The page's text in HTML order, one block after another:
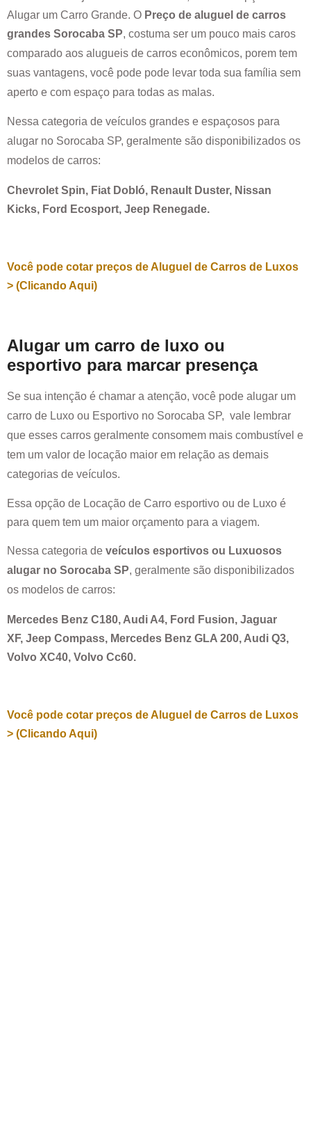
Alugar um Carro Grande. O Preço de aluguel de carros
grandes Sorocaba SP, costuma ser um pouco mais caros
comparado aos alugueis de carros econômicos, porem tem
suas vantagens, você pode pode levar toda sua família sem
aperto e com espaço para todas as malas.
Nessa categoria de veículos grandes e espaçosos para
alugar no Sorocaba SP, geralmente são disponibilizados os
modelos de carros:
Chevrolet Spin, Fiat Dobló, Renault Duster, Nissan
Kicks, Ford Ecosport, Jeep Renegade.
Você pode cotar preços de Aluguel de Carros de Luxos
> (Clicando Aqui)
Alugar um carro de luxo ou
esportivo para marcar presença
Se sua intenção é chamar a atenção, você pode alugar um
carro de Luxo ou Esportivo no Sorocaba SP, vale lembrar
que esses carros geralmente consomem mais combustível e
tem um valor de locação maior em relação as demais
categorias de veículos.
Essa opção de Locação de Carro esportivo ou de Luxo é
para quem tem um maior orçamento para a viagem.
Nessa categoria de veículos esportivos ou Luxuosos
alugar no Sorocaba SP, geralmente são disponibilizados
os modelos de carros:
Mercedes Benz C180, Audi A4, Ford Fusion, Jaguar
XF, Jeep Compass, Mercedes Benz GLA 200, Audi Q3,
Volvo XC40, Volvo Cc60.
Você pode cotar preços de Aluguel de Carros de Luxos
> (Clicando Aqui)